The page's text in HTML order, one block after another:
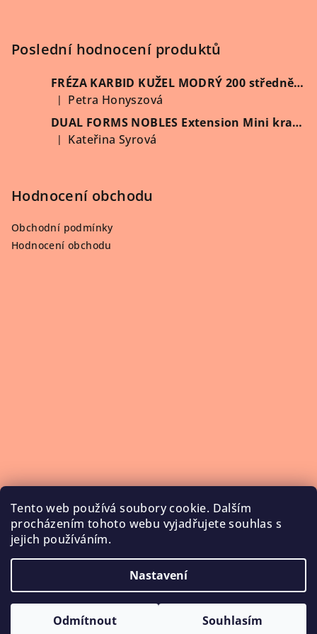
Tento web používá soubory cookie. Dalším
procházením tohoto webu vyjadřujete souhlas s
jejich používáním.
Nastavení
Odmítnout Souhlasím
s
Poslední hodnocení produktů
FRÉZA KARBID KUŽEL MODRÝ 200 středně hrubý (Vybrat průměr)
Hodnocení produktu je 5 z 5 hvězdiček.
|
Petra Honyszová
DUAL FORMS NOBLES Extension Mini kratší 60 ks/krabička
Hodnocení produktu je 5 z 5 hvězdiček.
| Kateřina Syrová
Hodnocení obchodu
Obchodní podmínky
Hodnocení obchodu
Upravit nastavení cookies